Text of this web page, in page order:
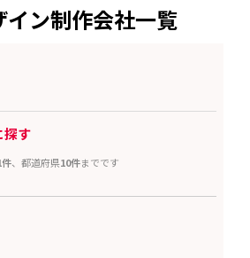
イン制作会社一覧
探す
件、都道府県10件までです